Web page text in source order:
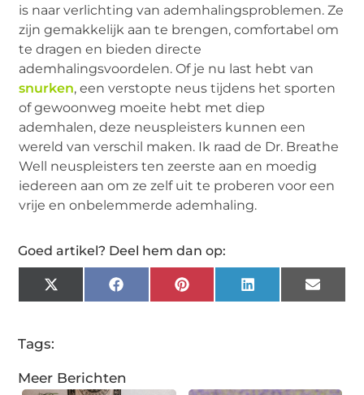
is naar verlichting van ademhalingsproblemen. Ze
zijn gemakkelijk aan te brengen, comfortabel om
te dragen en bieden directe
ademhalingsvoordelen. Of je nu last hebt van
snurken, een verstopte neus tijdens het sporten
of gewoonweg moeite hebt met diep
ademhalen, deze neuspleisters kunnen een
wereld van verschil maken. Ik raad de Dr. Breathe
Well neuspleisters ten zeerste aan en moedig
iedereen aan om ze zelf uit te proberen voor een
vrije en onbelemmerde ademhaling.
Goed artikel? Deel hem dan op:
X
(Twitter)
FacebookPinterestLinkedInEmail
Tags:
Meer Berichten